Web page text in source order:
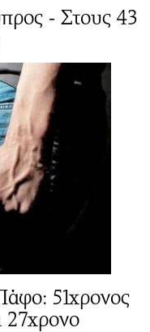
- Στους 43
51χρονος
27χρονο